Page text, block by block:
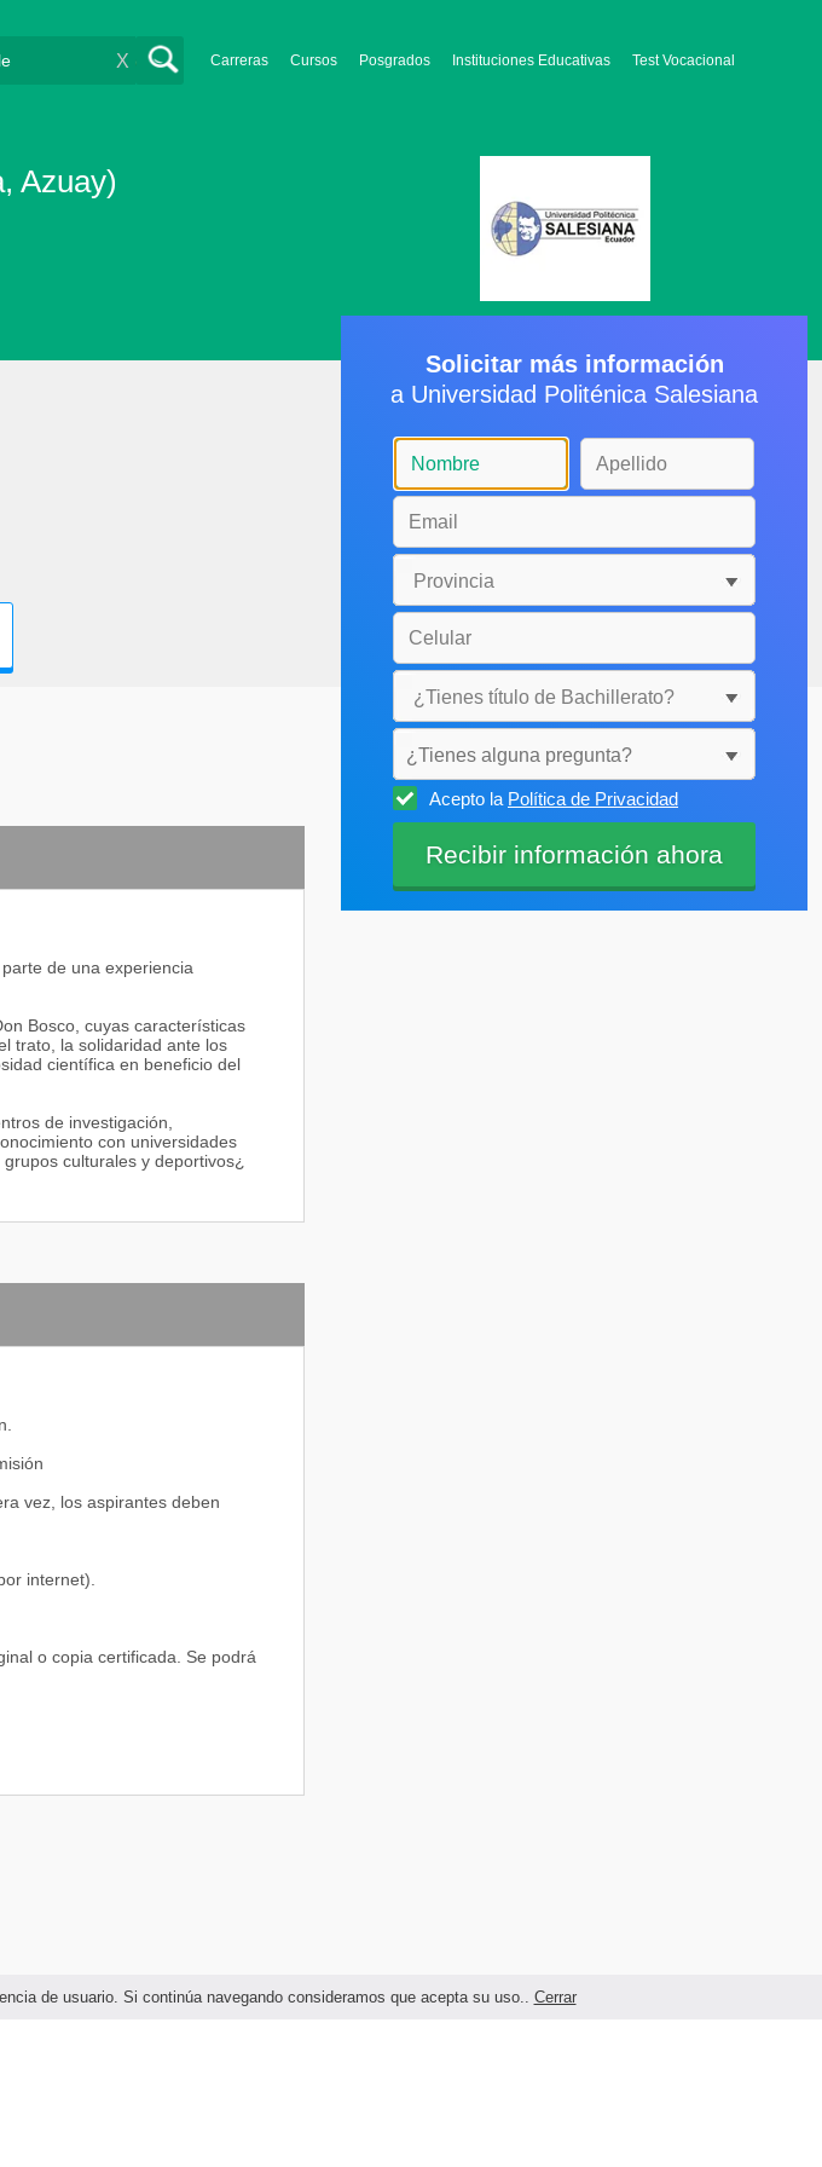
de usuario. Si continúa navegando consideramos que acepta su uso.. Cerrar
Carreras Cursos Posgrados Instituciones Educativas Test Vocacional
X
Azuay)
de una experiencia
Bosco, cuyas características
trato, la solidaridad ante los
científica en beneficio del
de investigación,
con universidades
culturales y deportivos¿
vez, los aspirantes deben
internet).
o copia certificada. Se podrá
Solicitar más información
a Universidad Politénica Salesiana
¿Tienes alguna pregunta?
Selecciónala
Acepto la Política de Privacidad